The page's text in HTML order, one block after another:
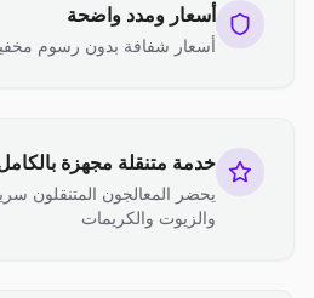
أسعار ومدد واضحة
أسعار شفافة بدون رسوم
خدمة متنقلة مجهزة
يحضر المعالجون المتنقلون
والزيوت والكريمات